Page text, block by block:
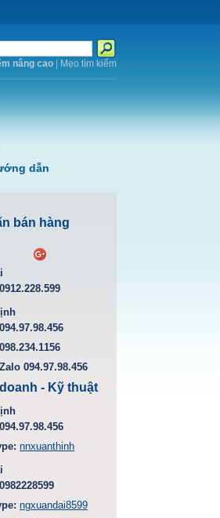
nâng cao Mẹo tìm kiếm
dẫn
bán hàng
094.97.98.456
- Kỹ thuật
nnxuanthinh
ngxuandai8599